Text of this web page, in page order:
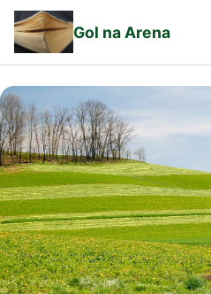
Gol na Arena